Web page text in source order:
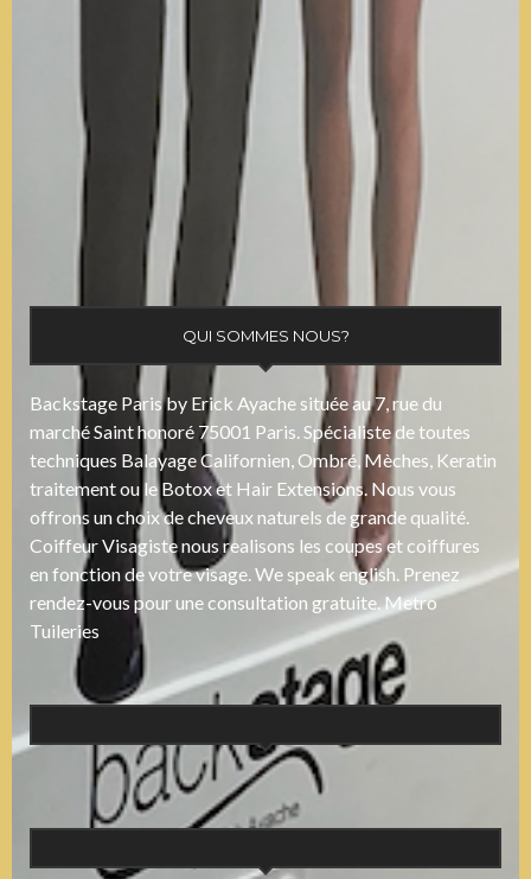
QUI SOMMES NOUS?
Backstage Paris by Erick Ayache située au 7, rue du
marché Saint honoré 75001 Paris. Spécialiste de toutes
techniques Balayage Californien, Ombré, Mèches, Keratin
traitement ou le Botox et Hair Extensions. Nous vous
offrons un choix de cheveux naturels de grande qualité.
Coiffeur Visagiste nous realisons les coupes et coiffures
en fonction de votre visage. We speak english. Prenez
rendez-vous pour une consultation gratuite. Metro
Tuileries